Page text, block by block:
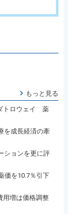
もっと見る
トロウェイ 薬
成長経済の牽
ョンを更に評
を10.7％引下
増は価格調整